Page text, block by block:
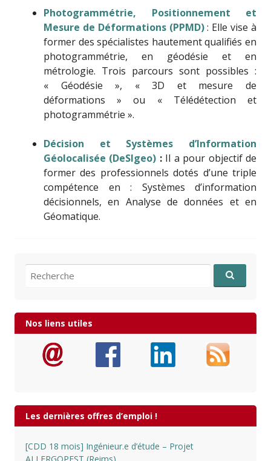
Photogrammétrie, Positionnement et
Mesure de Déformations (PPMD): Elle vise à
former des spécialistes hautement qualifiés en
photogrammétrie, en géodésie et en
métrologie. Trois parcours sont possibles :
« Géodésie », « 3D et mesure de
déformations » ou « Télédétection et
photogrammétrie ».
Décision et Systèmes d’Information
Géolocalisée (DeSIgeo) : Il a pour objectif de
former des professionnels dotés d’une triple
compétence en : Systèmes d’information
décisionnels, en Analyse de données et en
Géomatique.
Recherche pour:
Nos liens utiles
Les dernières offres d’emploi !
[CDD 18 mois] Ingénieur.e d’étude – Projet
ALLERGOPEST (Reims)